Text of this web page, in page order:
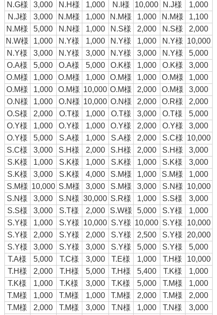
N.G様
3,000 N.H様 1,000 N.I様 10,000 N.J様
1,000
N.J様
3,000 N.M様 1,000 N.M様 1,000 N.M様
1,100
N.M様
5,000 N.N様 1,000 N.S様 2,000 N.S様
2,000
N.W様
1,000 N.Y様 1,000 N.Y様 1,000 N.Y様 10,000
N.Y様
3,000 N.Y様 3,000 N.Y様 3,000 N.Y様
5,000
O.A様
5,000 O.A様 5,000 O.K様 1,000 O.K様
3,000
O.M様
1,000 O.M様 1,000 O.M様 1,000 O.M様
1,000
O.M様
1,000 O.M様 10,000 O.M様 2,000 O.M様
3,000
O.N様
1,000 O.N様 10,000 O.N様 2,000 O.R様
2,000
O.S様
2,000 O.T様 1,000 O.T様 3,000 O.T様
5,000
O.Y様
1,000 O.Y様 1,000 O.Y様 2,000 O.Y様
3,000
O.Y様
5,000 S.A様 1,000 S.A様 2,000 S.C様 10,000
S.C様
3,000 S.H様 2,000 S.H様 2,000 S.H様
3,000
S.K様
1,000 S.K様 1,000 S.K様 1,000 S.K様
3,000
S.K様
3,000 S.K様 4,000 S.M様 1,000 S.M様
1,000
S.M様 10,000 S.M様 3,000 S.M様 3,000 S.N様 10,000
S.N様
3,000 S.N様 30,000 S.R様 1,000 S.S様
3,000
S.S様
3,000 S.T様 2,000 S.W様 5,000 S.Y様
1,000
S.Y様
1,000 S.Y様 10,000 S.Y様 10,000 S.Y様
10,000
S.Y様
2,000 S.Y様 2,000 S.Y様 2,500 S.Y様
20,000
S.Y様
3,000 S.Y様 3,000 S.Y様 5,000 S.Y様
5,000
T.A様
5,000 T.C様 3,000 T.E様 1,000 T.H様
10,000
T.H様
2,000 T.H様 5,000 T.H様 5,400 T.K様
1,000
T.K様
1,000 T.K様 3,000 T.K様 5,000 T.M様
1,000
T.M様
1,000 T.M様 1,000 T.M様 2,000 T.M様
2,000
T.M様
2,000 T.M様 3,000 T.N様 1,000 T.N様
3,000